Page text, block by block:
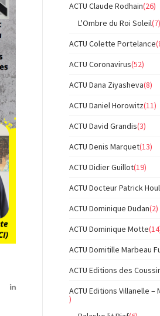
ACTU Claude Rodhain(26)
L'Ombre du Roi Soleil(7)
ACTU Colette Portelance
ACTU Coronavirus(52)
ACTU Dana Ziyasheva(8)
ACTU Daniel Horowitz(11)
ACTU David Grandis(3)
ACTU Denis Marquet(13)
ACTU Didier Guillot(19)
ACTU Docteur Patrick
ACTU Dominique Dudan(2)
ACTU Dominique Motte
ACTU Domitille Marbeau
ACTU Editions des
ACTU Editions Villanelle –
)